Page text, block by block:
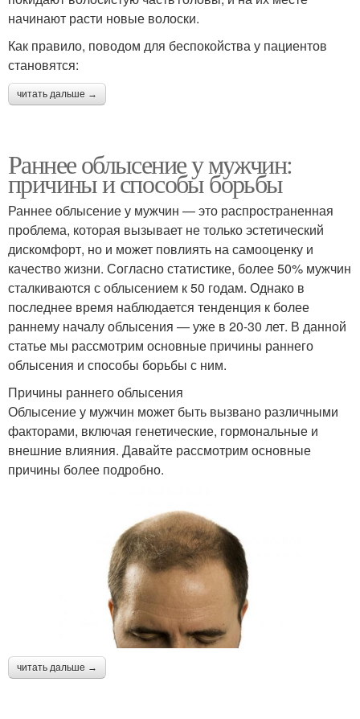
начинают расти новые волоски.
Как правило, поводом для беспокойства у пациентов
становятся:
читать дальше →
Раннее облысение у мужчин:
причины и способы борьбы
Раннее облысение у мужчин — это распространенная
проблема, которая вызывает не только эстетический
дискомфорт, но и может повлиять на самооценку и
качество жизни. Согласно статистике, более 50% мужчин
сталкиваются с облысением к 50 годам. Однако в
последнее время наблюдается тенденция к более
раннему началу облысения — уже в 20-30 лет. В данной
статье мы рассмотрим основные причины раннего
облысения и способы борьбы с ним.
Причины раннего облысения
Облысение у мужчин может быть вызвано различными
факторами, включая генетические, гормональные и
внешние влияния. Давайте рассмотрим основные
причины более подробно.
читать дальше →